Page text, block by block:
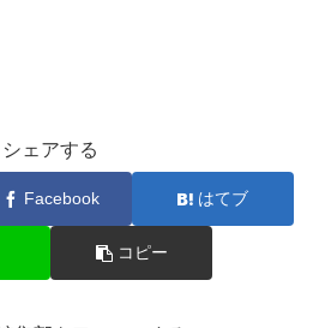
シェアする
Facebook はてブ
コピー